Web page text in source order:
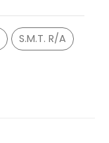
S.M.T. R/A